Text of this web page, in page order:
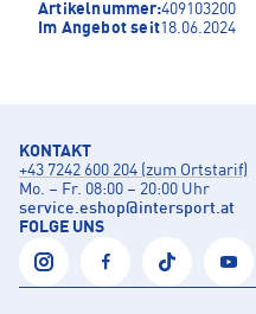
Artikelnummer:409103200
Im Angebot seit18.06.2024
KONTAKT
+43 7242 600 204 (zum Ortstarif)
Mo. – Fr. 08:00 – 20:00 Uhr
service.eshop@intersport.at
FOLGE UNS